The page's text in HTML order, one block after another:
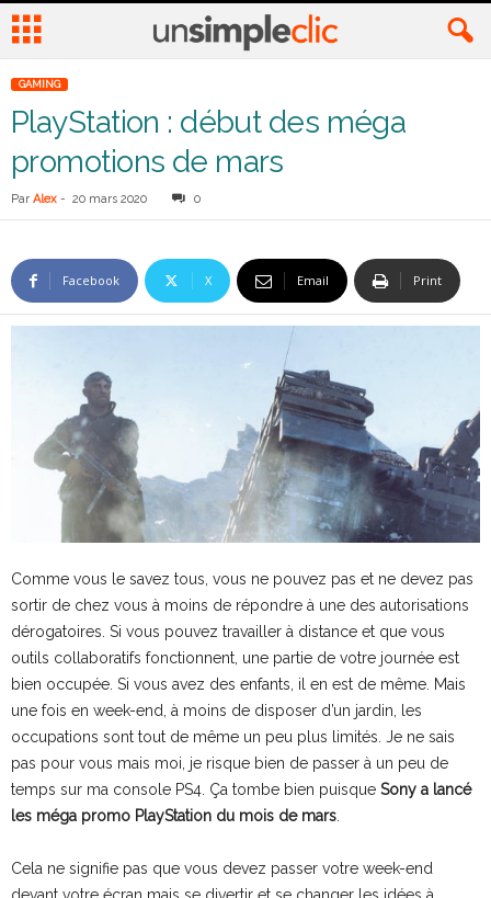
GAMING
PlayStation : début des méga
promotions de mars
Par Alex - 20 mars 2020 0
Facebook X Email Print
Comme vous le savez tous, vous ne pouvez pas et ne devez pas
sortir de chez vous à moins de répondre à une des autorisations
dérogatoires. Si vous pouvez travailler à distance et que vous
outils collaboratifs fonctionnent, une partie de votre journée est
bien occupée. Si vous avez des enfants, il en est de même. Mais
une fois en week-end, à moins de disposer d’un jardin, les
occupations sont tout de même un peu plus limités. Je ne sais
pas pour vous mais moi, je risque bien de passer à un peu de
temps sur ma console PS4. Ça tombe bien puisque Sony a lancé
les méga promo PlayStation du mois de mars
Cela ne signifie pas que vous devez passer votre week-end
devant votre écran mais se divertir et se changer les idées à